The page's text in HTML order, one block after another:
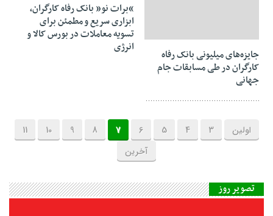
جایزه‌های میلیونی بانک رفاه
کارگران در طی مسابقات جام
جهانی
“برات نو” بانک رفاه کارگران،
ابزاری سریع و مطمئن برای
تسویه معاملات در بورس کالا و
انرژی
اولین 3
4
5
6
7
8
9
10
11
آخرین
تصویر روز